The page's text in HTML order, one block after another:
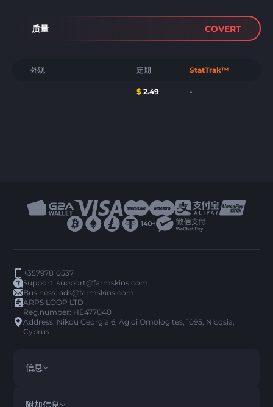
质量 COVERT
外观 定期 StatTrak™
$ 2.49 -
+35797810537
Support:support@farmskins.com
Business:ads@farmskins.com
ARPS LOOP LTD
Reg.number: HE477040
Address: Nikou Georgia 6, Agioi Omologites, 1095, Nicosia,
Cyprus
信息
条款与条件
附加信息